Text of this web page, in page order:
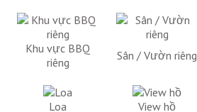
Khu vực BBQ
riêng
Sân / Vườn riêng
Loa View hồ